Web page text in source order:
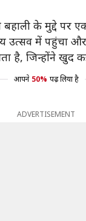
के मुद्दे पर
उत्सव में पहुंचा
है, जिन्होंने खुद
आपने 50% पढ़ लिया है
ADVERTISEMENT